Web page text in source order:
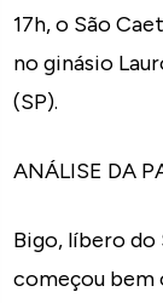
17h, o São
no ginásio
(SP).
ANÁLISE DA
Bigo, líbero do
começou bem